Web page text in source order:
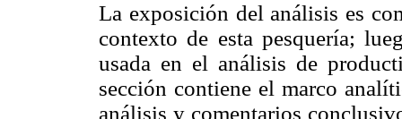
La exposición del análisis es
contexto de esta pesquería;
usada en el análisis de
sección contiene el marco
análisis y comentarios